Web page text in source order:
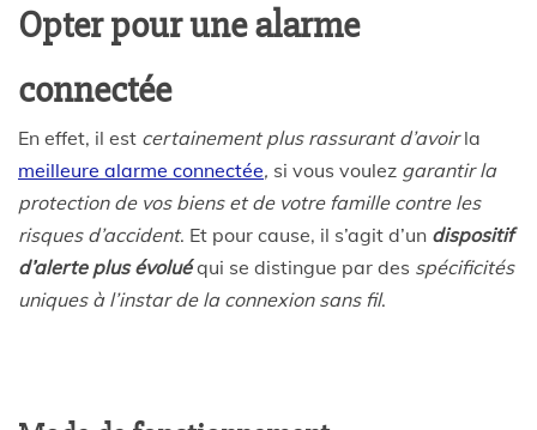
Opter pour une alarme
connectée
En effet, il est certainement plus rassurant d’avoirla
meilleure alarme connectée, si vous voulez garantir la
protection de vos biens et de votre famille contre les
risques d’accident. Et pour cause, il s’agit d’un dispositif
d’alerte plus évoluéqui se distingue par des spécificités
uniques à l’instar de la connexion sans fil.